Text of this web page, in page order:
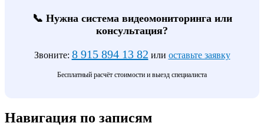
📞 Нужна система видеомониторинга или
консультация?
Звоните: 8 915 894 13 82 или оставьте заявку
Бесплатный расчёт стоимости и выезд специалиста
Навигация по записям